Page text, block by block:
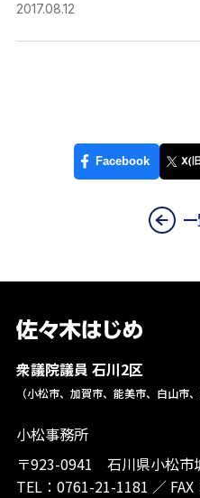
2017.08.12
衆議院議員 石川2区
（小松市、加賀市、能美市、白山市
小松事務所
〒923-0941 石川県小松市
TEL： 0761-21-1181 ／